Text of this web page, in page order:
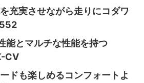
充実させながら走りにコダワ
能とマルチな性能を持つ
CV
ドも楽しめるコンフォートよ